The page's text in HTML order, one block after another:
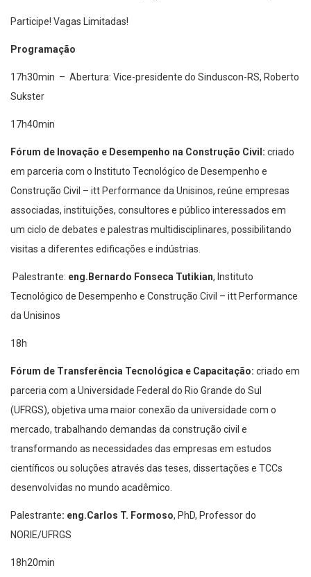
Participe! Vagas Limitadas!
Programação
17h30min – Abertura: Vice-presidente do Sinduscon-RS, Roberto
Sukster
17h40min
Fórum de Inovação e Desempenho na Construção Civil: criado
em parceria com o Instituto Tecnológico de Desempenho e
Construção Civil – itt Performance da Unisinos, reúne empresas
associadas, instituições, consultores e público interessados em
um ciclo de debates e palestras multidisciplinares, possibilitando
visitas a diferentes edificações e indústrias.
Palestrante: eng.Bernardo Fonseca Tutikian, Instituto
Tecnológico de Desempenho e Construção Civil – itt Performance
da Unisinos
18h
Fórum de Transferência Tecnológica e Capacitação: criado em
parceria com a Universidade Federal do Rio Grande do Sul
(UFRGS), objetiva uma maior conexão da universidade com o
mercado, trabalhando demandas da construção civil e
transformando as necessidades das empresas em estudos
científicos ou soluções através das teses, dissertações e TCCs
desenvolvidas no mundo acadêmico.
Palestrante: eng.Carlos T. Formoso, PhD, Professor do
NORIE/UFRGS
18h20min